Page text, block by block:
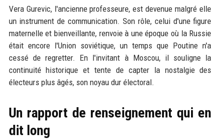
Vera Gurevic, l'ancienne professeure, est devenue malgré elle
un instrument de communication. Son rôle, celui d'une figure
maternelle et bienveillante, renvoie à une époque où la Russie
était encore l'Union soviétique, un temps que Poutine n'a
cessé de regretter. En l'invitant à Moscou, il souligne la
continuité historique et tente de capter la nostalgie des
électeurs plus âgés, son noyau dur électoral.
Un rapport de renseignement qui en
dit long